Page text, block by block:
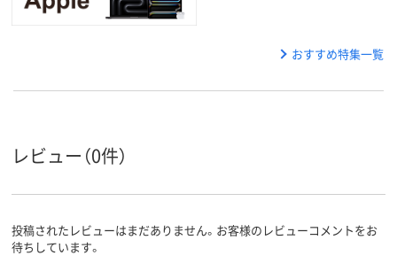
おすすめ特集一覧
レビュー（0件）
投稿されたレビューはまだありません。お客様のレビューコメントをお
待ちしています。